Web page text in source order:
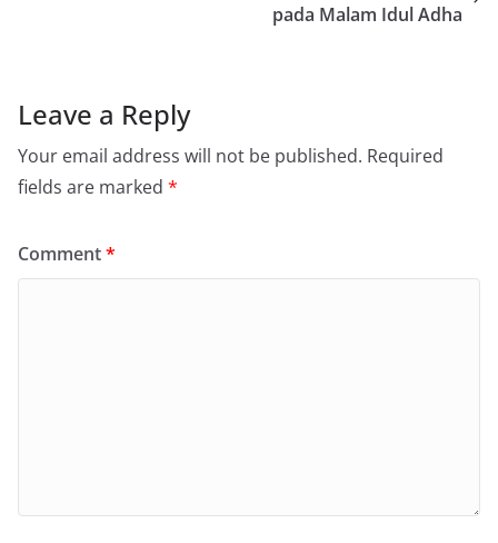
pada Malam Idul Adha
Leave a Reply
Your email address will not be published. Required
fields are marked *
Comment*